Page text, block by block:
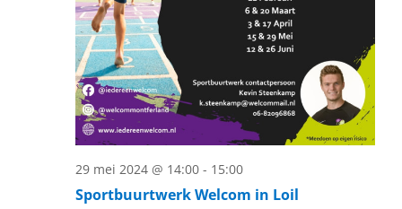
29 mei 2024 @ 14:00 - 15:00
Sportbuurtwerk Welcom in Loil